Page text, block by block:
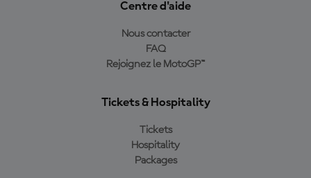
Centre d'aide
Nous contacter
FAQ
Rejoignez le MotoGP™
Tickets & Hospitality
Tickets
Hospitality
Packages